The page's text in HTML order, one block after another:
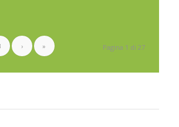
Pagina 1 di 27
› »